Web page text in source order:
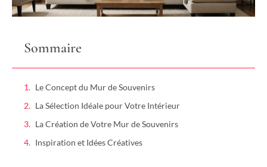
Sommaire
Le Concept du Mur de Souvenirs
La Sélection Idéale pour Votre Intérieur
La Création de Votre Mur de Souvenirs
Inspiration et Idées Créatives